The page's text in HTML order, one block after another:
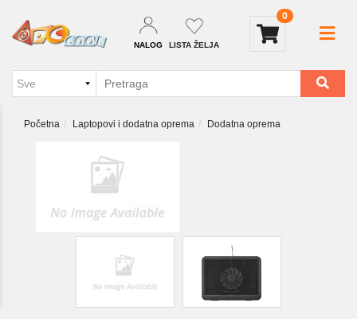
NALOG LISTA ŽELJA
0
Početna Laptopovi i dodatna oprema Dodatna oprema